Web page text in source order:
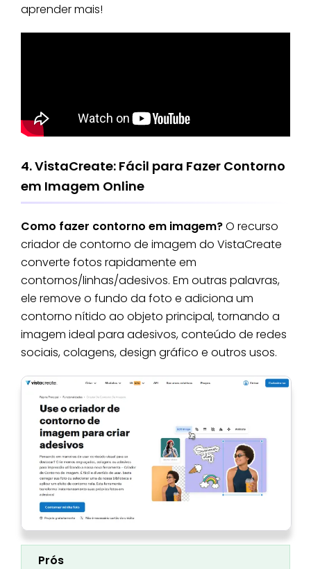
aprender mais!
4. VistaCreate: Fácil para Fazer Contorno
em Imagem Online
Como fazer contorno em imagem?O recurso
criador de contorno de imagem do VistaCreate
converte fotos rapidamente em
contornos/linhas/adesivos. Em outras palavras,
ele remove o fundo da foto e adiciona um
contorno nítido ao objeto principal, tornando a
imagem ideal para adesivos, conteúdo de redes
sociais, colagens, design gráfico e outros usos.
Prós